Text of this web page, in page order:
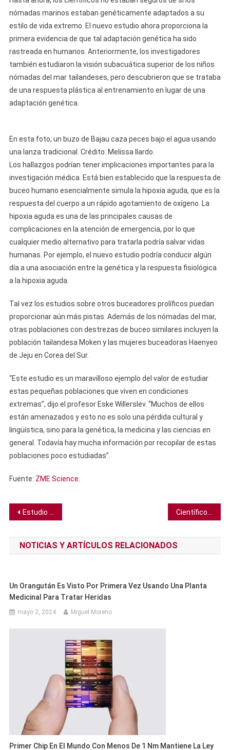
nómadas marinos estaban genéticamente adaptados a su
estilo de vida extremo. El nuevo estudio ahora proporciona la
primera evidencia de que tal adaptación genética ha sido
rastreada en humanos. Anteriormente, los investigadores
también estudiaron la visión subacuática superior de los niños
nómadas del mar tailandeses, pero descubrieron que se trataba
de una respuesta plástica al entrenamiento en lugar de una
adaptación genética.
En esta foto, un buzo de Bajau caza peces bajo el agua usando
una lanza tradicional. Crédito: Melissa Ilardo.
Los hallazgos podrían tener implicaciones importantes para la
investigación médica. Está bien establecido que la respuesta de
buceo humano esencialmente simula la hipoxia aguda, que es la
respuesta del cuerpo a un rápido agotamiento de oxígeno. La
hipoxia aguda es una de las principales causas de
complicaciones en la atención de emergencia, por lo que
cualquier medio alternativo para tratarla podría salvar vidas
humanas. Por ejemplo, el nuevo estudio podría conducir algún
día a una asociación entre la genética y la respuesta fisiológica
a la hipoxia aguda.
Tal vez los estudios sobre otros buceadores prolíficos puedan
proporcionar aún más pistas. Además de los nómadas del mar,
otras poblaciones con destrezas de buceo similares incluyen la
población tailandesa Moken y las mujeres buceadoras Haenyeo
de Jeju en Corea del Sur.
“Este estudio es un maravilloso ejemplo del valor de estudiar
estas pequeñas poblaciones que viven en condiciones
extremas”, dijo el profesor Eske Willerslev. “Muchos de ellos
están amenazados y esto no es solo una pérdida cultural y
lingüística, sino para la genética, la medicina y las ciencias en
general. Todavía hay mucha información por recopilar de estas
poblaciones poco estudiadas”.
Fuente: ZME Science
Navegación
de
entradas
Estudio muestra que las ovejas alternan su líder para alcanzar la inteligencia colectiva
NOTICIAS Y ARTÍCULOS RELACIONADOS
Un Orangután Es Visto Por Primera Vez Usando Una Planta
Medicinal Para Tratar Heridas
mayo 2, 2024 Miguel Moreno
Primer Chip En El Mundo Con Menos De 1 Nm Mantiene La Ley